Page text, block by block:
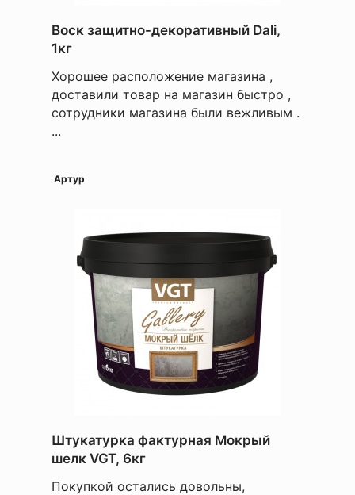
Воск защитно-декоративный Dali,
1кг
Хорошее расположение магазина ,
доставили товар на магазин быстро ,
сотрудники магазина были вежливым .
...
Артур
Штукатурка фактурная Мокрый
шелк VGT, 6кг
Покупкой остались довольны,